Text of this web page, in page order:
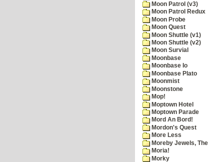
Moon Patrol (v3)
Moon Patrol Redux
Moon Probe
Moon Quest
Moon Shuttle (v1)
Moon Shuttle (v2)
Moon Survial
Moonbase
Moonbase Io
Moonbase Plato
Moonmist
Moonstone
Mop!
Moptown Hotel
Moptown Parade
Mord An Bord!
Mordon's Quest
More Less
Moreby Jewels, The
Moria!
Morky